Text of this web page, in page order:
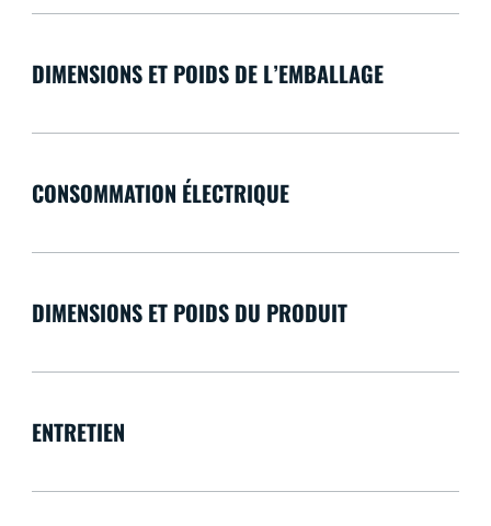
DIMENSIONS ET POIDS DE L’EMBALLAGE
CONSOMMATION ÉLECTRIQUE
DIMENSIONS ET POIDS DU PRODUIT
ENTRETIEN